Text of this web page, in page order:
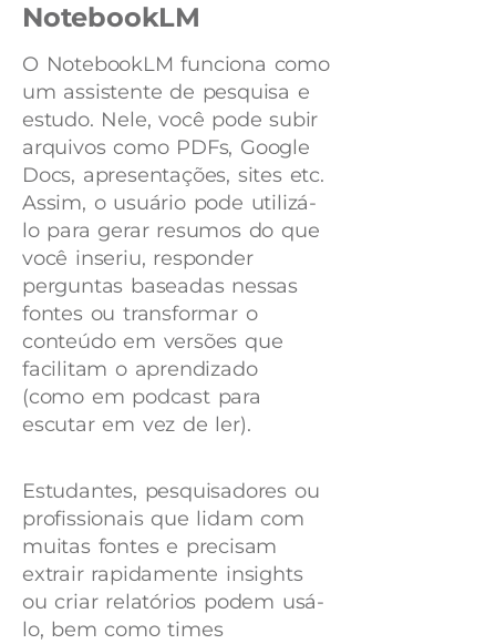
NotebookLM
O NotebookLM funciona como
um assistente de pesquisa e
estudo. Nele, você pode subir
arquivos como PDFs, Google
Docs, apresentações, sites etc.
Assim, o usuário pode utilizá-
lo para gerar resumos do que
você inseriu, responder
perguntas baseadas nessas
fontes ou transformar o
conteúdo em versões que
facilitam o aprendizado
(como em podcast para
escutar em vez de ler).
Estudantes, pesquisadores ou
profissionais que lidam com
muitas fontes e precisam
extrair rapidamente insights
ou criar relatórios podem usá-
lo, bem como times